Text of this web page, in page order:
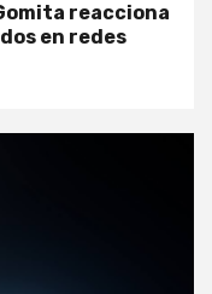
reacciona
en redes